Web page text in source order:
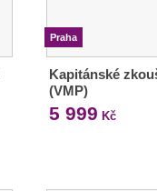
Praha
Kapitánské
(VMP)
5 999 Kč